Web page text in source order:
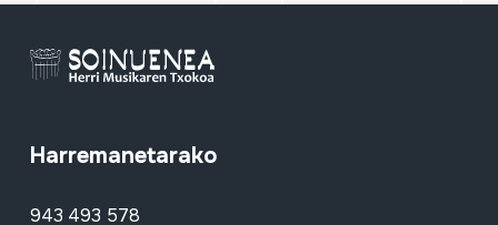
Harremanetarako
943 493 578